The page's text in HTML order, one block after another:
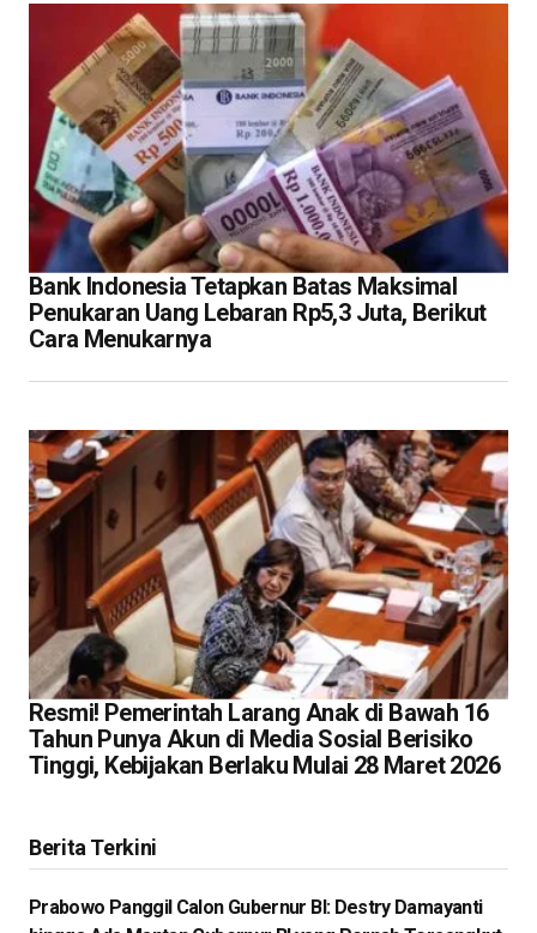
Bank Indonesia Tetapkan Batas Maksimal
Penukaran Uang Lebaran Rp5,3 Juta, Berikut
Cara Menukarnya
Resmi! Pemerintah Larang Anak di Bawah 16
Tahun Punya Akun di Media Sosial Berisiko
Tinggi, Kebijakan Berlaku Mulai 28 Maret 2026
Berita Terkini
Prabowo Panggil Calon Gubernur BI: Destry Damayanti